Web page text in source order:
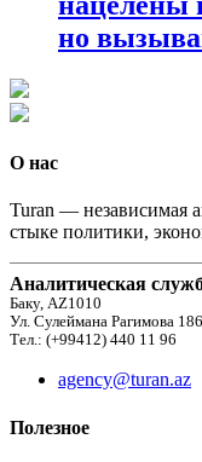
но
О нас
Turan — независимая
стыке политики,
Аналитическая
Баку, AZ1010
Ул. Сулеймана Рагимова
Тел.: (+99412) 440 11 96
agency@turan.az
Полезное